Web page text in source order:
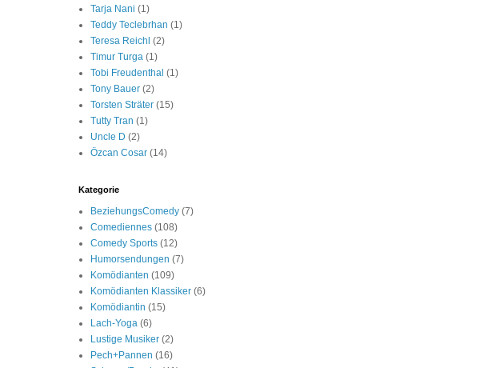
Tarja Nani (1)
Teddy Teclebrhan (1)
Teresa Reichl (2)
Timur Turga (1)
Tobi Freudenthal (1)
Tony Bauer (2)
Torsten Sträter (15)
Tutty Tran (1)
Uncle D (2)
Özcan Cosar (14)
Kategorie
BeziehungsComedy (7)
Comediennes (108)
Comedy Sports (12)
Humorsendungen (7)
Komödianten (109)
Komödianten Klassiker (6)
Komödiantin (15)
Lach-Yoga (6)
Lustige Musiker (2)
Pech+Pannen (16)